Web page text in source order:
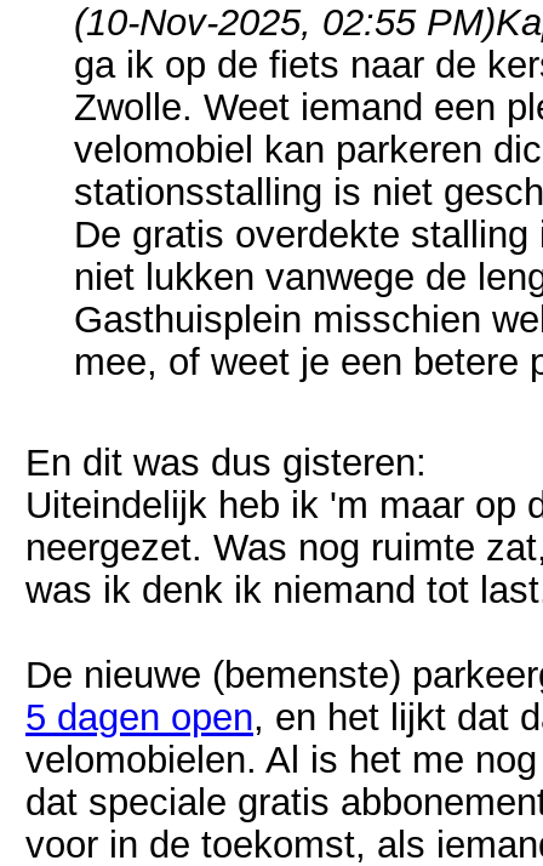
(10-Nov-2025, 02:55 PM)
ga ik op de fiets naar de
Zwolle. Weet iemand een
velomobiel kan parkeren
stationsstalling is niet
De gratis overdekte
niet lukken vanwege de
Gasthuisplein misschien
mee, of weet je een betere
En dit was dus gisteren:
Uiteindelijk heb ik 'm maar op
neergezet. Was nog ruimte
was ik denk ik niemand tot
De nieuwe (bemenste)
5 dagen open, en het lijkt dat
velomobielen. Al is het me
dat speciale gratis
voor in de toekomst, als